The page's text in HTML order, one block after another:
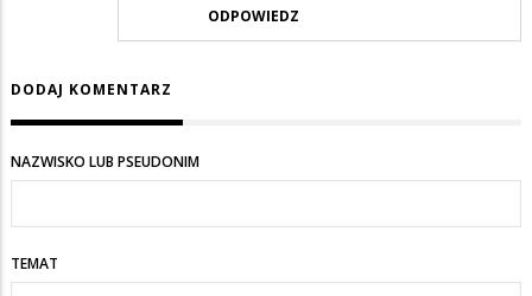
ODPOWIEDZ
DODAJ KOMENTARZ
NAZWISKO LUB PSEUDONIM
TEMAT